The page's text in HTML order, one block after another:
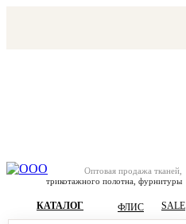
Оптовая продажа тканей,
трикотажного полотна, фурнитуры
КАТАЛОГ ФЛИС SALE